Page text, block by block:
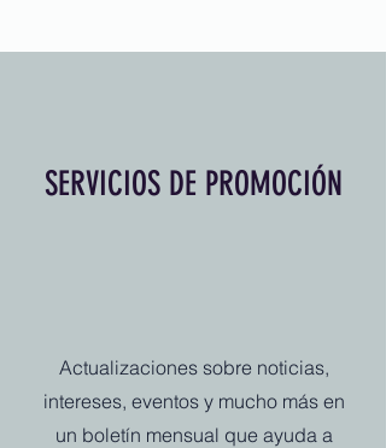
SERVICIOS DE PROMOCIÓN
Actualizaciones sobre noticias,
intereses, eventos y mucho más en
un boletín mensual que ayuda a